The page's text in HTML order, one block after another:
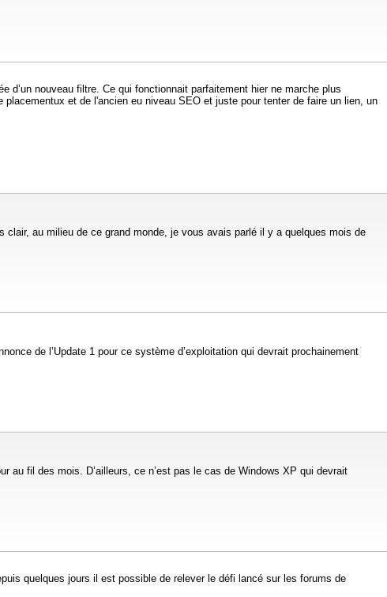
d’un nouveau filtre. Ce qui fonctionnait parfaitement hier ne marche plus
et de l'ancien eu niveau SEO et juste pour tenter de faire un lien, un
clair, au milieu de ce grand monde, je vous avais parlé il y a quelques mois de
de l’Update 1 pour ce système d’exploitation qui devrait prochainement
au fil des mois. D’ailleurs, ce n’est pas le cas de Windows XP qui devrait
quelques jours il est possible de relever le défi lancé sur les forums de